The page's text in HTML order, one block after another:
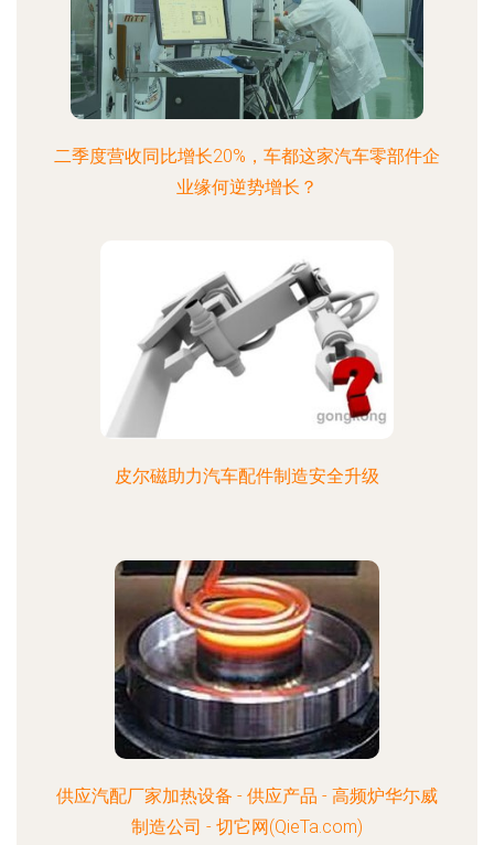
二季度营收同比增长20%，车都这家汽车零部件企
业缘何逆势增长？
皮尔磁助力汽车配件制造安全升级
供应汽配厂家加热设备 - 供应产品 - 高频炉华尓威
制造公司 - 切它网(QieTa.com)